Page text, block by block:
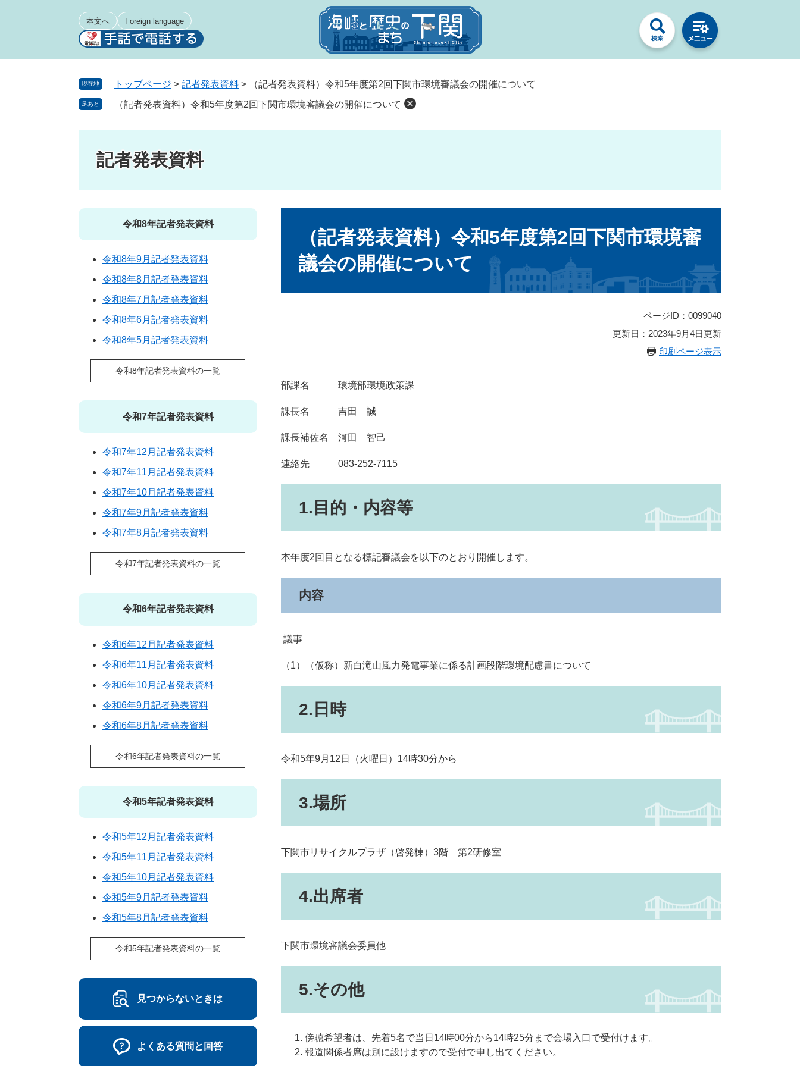
本文へ Foreign language
現在地 トップページ > 記者発表資料 > （記者発表資料）令和5年度第2回下関市環境審議会の開催について
足あと （記者発表資料）令和5年度第2回下関市環境審議会の開催について
記者発表資料
（記者発表資料）令和5年度第2回下関市環境審
議会の開催について
ページID：0099040
更新日：2023年9月4日更新
印刷ページ表示
部課名 環境部環境政策課
課長名 吉田 誠
課長補佐名 河田 智己
連絡先 083-252-7115
1.目的・内容等
本年度2回目となる標記審議会を以下のとおり開催します。
内容
議事
（1）（仮称）新白滝山風力発電事業に係る計画段階環境配慮書について
2.日時
令和5年9月12日（火曜日）14時30分から
3.場所
下関市リサイクルプラザ（啓発棟）3階 第2研修室
4.出席者
下関市環境審議会委員他
5.その他
傍聴希望者は、先着5名で当日14時00分から14時25分まで会場入口で受付けます。
報道関係者席は別に設けますので受付で申し出てください。
令和8年記者発表資料
令和8年9月記者発表資料
令和8年8月記者発表資料
令和8年7月記者発表資料
令和8年6月記者発表資料
令和8年5月記者発表資料
令和8年記者発表資料の一覧
令和7年記者発表資料
令和7年12月記者発表資料
令和7年11月記者発表資料
令和7年10月記者発表資料
令和7年9月記者発表資料
令和7年8月記者発表資料
令和7年記者発表資料の一覧
令和6年記者発表資料
令和6年12月記者発表資料
令和6年11月記者発表資料
令和6年10月記者発表資料
令和6年9月記者発表資料
令和6年8月記者発表資料
令和6年記者発表資料の一覧
令和5年記者発表資料
令和5年12月記者発表資料
令和5年11月記者発表資料
令和5年10月記者発表資料
令和5年9月記者発表資料
令和5年8月記者発表資料
令和5年記者発表資料の一覧
見つからないときは
よくある質問と回答